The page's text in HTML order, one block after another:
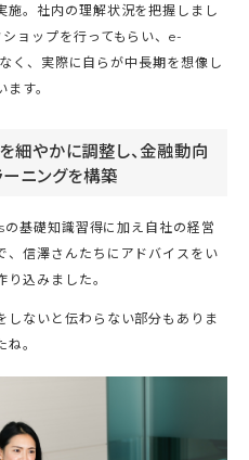
施。社内の理解状況を把握しまし
ョップを行ってもらい、e-
く、実際に自らが中長期を想像し
す。
細やかに調整し、金融動向
ニングを構築
基礎知識習得に加え自社の経営
、信澤さんたちにアドバイスをい
込みました。
しないと伝わらない部分もありま
。